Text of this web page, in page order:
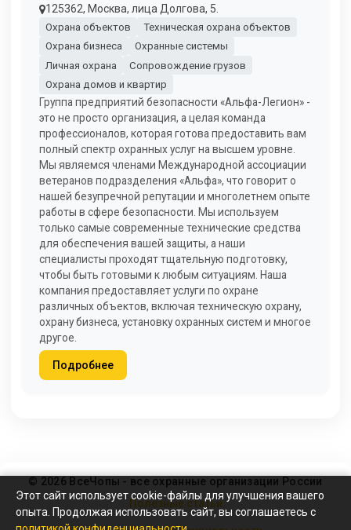
125362, Москва, лица Долгова, 5.
Охрана объектов
Техническая охрана объектов
Охрана бизнеса
Охранные системы
Личная охрана
Сопровождение грузов
Охрана домов и квартир
Группа предприятий безопасности «Альфа-Легион» -
это не просто организация, а целая команда
профессионалов, которая готова предоставить вам
полный спектр охранных услуг на высшем уровне.
Мы являемся членами Международной ассоциации
ветеранов подразделения «Альфа», что говорит о
нашей безупречной репутации и многолетнем опыте
работы в сфере безопасности. Мы используем
только самые современные технические средства
для обеспечения вашей защиты, а наши
специалисты проходят тщательную подготовку,
чтобы быть готовыми к любым ситуациям. Наша
компания предоставляет услуги по охране
различных объектов, включая техническую охрану,
охрану бизнеса, установку охранных систем и многое
другое.
Подробнее
© 2026 ВсеЧопы - все охранные организации России
Полезные статьи
Этот сайт использует cookie-файлы для улучшения вашего
опыта. Продолжая использовать сайт, вы соглашаетесь с